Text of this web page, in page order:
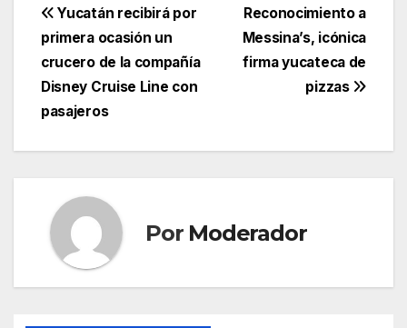
Navegación
de
entradas
Reconocimiento a
Messina’s, icónica
firma yucateca de
pizzas
Yucatán recibirá por
primera ocasión un
crucero de la compañía
Disney Cruise Line con
pasajeros
Por Moderador